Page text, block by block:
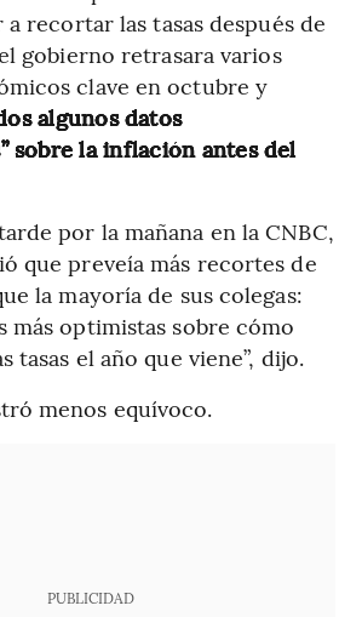
recortar las tasas después de
gobierno retrasara varios
clave en octubre y
algunos datos
sobre la inflación antes del
por la mañana en la CNBC,
que preveía más recortes de
la mayoría de sus colegas:
más optimistas sobre cómo
tasas el año que viene”, dijo.
menos equívoco.
PUBLICIDAD